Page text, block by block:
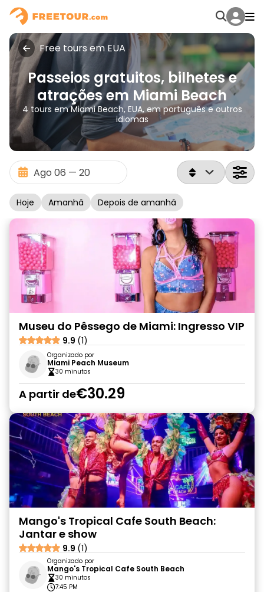
Free tours em EUA
Passeios gratuitos, bilhetes e
atrações em Miami Beach
4 tours em Miami Beach, EUA, em português e outros
idiomas
Hoje Amanhã Depois de amanhã
Museu do Pêssego de Miami: Ingresso VIP
9.9 (1)
Organizado por
Miami Peach Museum
30 minutos
A partir de€30.29
Mango's Tropical Cafe South Beach:
Jantar e show
9.9 (1)
Organizado por
Mango's Tropical Cafe South Beach
30 minutos
7:45 PM